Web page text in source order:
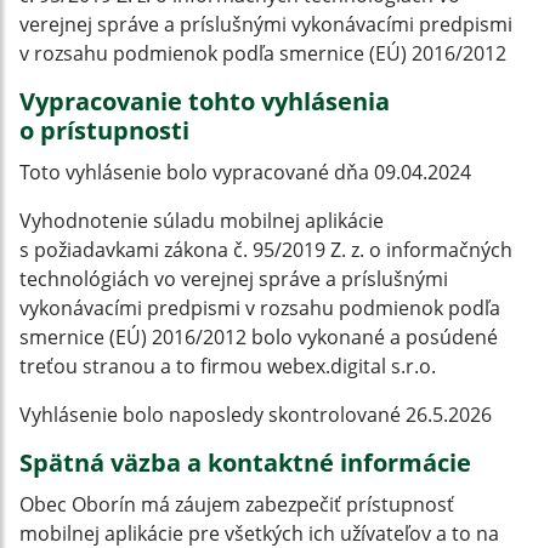
verejnej správe a príslušnými vykonávacími predpismi
v rozsahu podmienok podľa smernice (EÚ) 2016/2012
Vypracovanie tohto vyhlásenia
o prístupnosti
Toto vyhlásenie bolo vypracované dňa 09.04.2024
Vyhodnotenie súladu mobilnej aplikácie
s požiadavkami zákona č. 95/2019 Z. z. o informačných
technológiách vo verejnej správe a príslušnými
vykonávacími predpismi v rozsahu podmienok podľa
smernice (EÚ) 2016/2012 bolo vykonané a posúdené
treťou stranou a to firmou webex.digital s.r.o.
Vyhlásenie bolo naposledy skontrolované 26.5.2026
Spätná väzba a kontaktné informácie
Obec Oborín má záujem zabezpečiť prístupnosť
mobilnej aplikácie pre všetkých ich užívateľov a to na